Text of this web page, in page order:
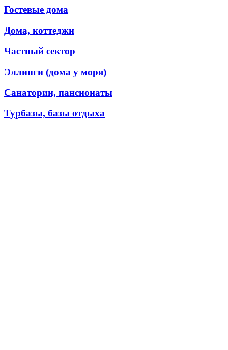
Гостевые дома
Дома, коттеджи
Частный сектор
Эллинги (дома у моря)
Санатории, пансионаты
Турбазы, базы отдыха